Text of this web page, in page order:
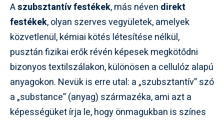
Aszubsztantív festékek, más néven direkt
festékek, olyan szerves vegyületek, amelyek
közvetlenül, kémiai kötés létesítése nélkül,
pusztán fizikai erők révén képesek megkötődni
bizonyos textilszálakon, különösen a cellulóz alapú
anyagokon. Nevük is erre utal: a „szubsztantív” szó
a „substance” (anyag) származéka, ami azt a
képességüket írja le, hogy önmagukban is színes